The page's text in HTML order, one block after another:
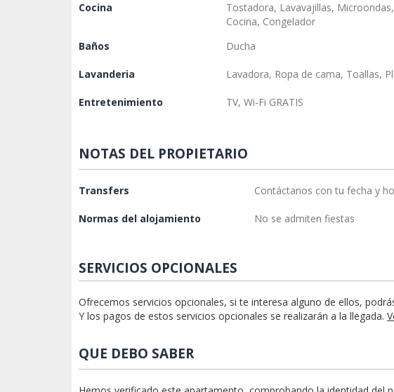
Cocina
Tostadora, Lavavajillas,
Cocina, Congelador
Baños
Ducha
Lavanderia Lavadora, Ropa de cama, Toallas,
Entretenimiento TV, Wi-Fi GRATIS
NOTAS DEL PROPIETARIO
Transfers Contáctanos con tu fecha y
Normas del alojamiento No se admiten fiestas
SERVICIOS OPCIONALES
Ofrecemos servicios opcionales, si te interesa alguno de ellos,
Y los pagos de estos servicios opcionales se realizarán a la llegada.
QUE DEBO SABER